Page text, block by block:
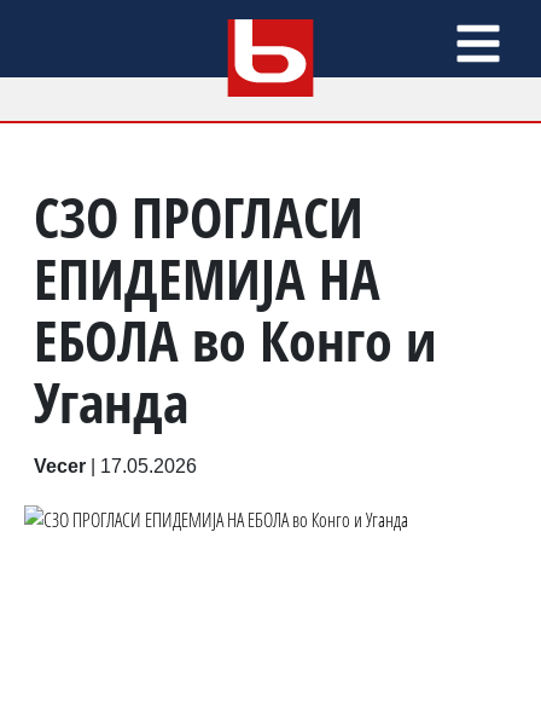
СЗО ПРОГЛАСИ
ЕПИДЕМИЈА НА
ЕБОЛА во Конго и
Уганда
Vecer 17.05.2026